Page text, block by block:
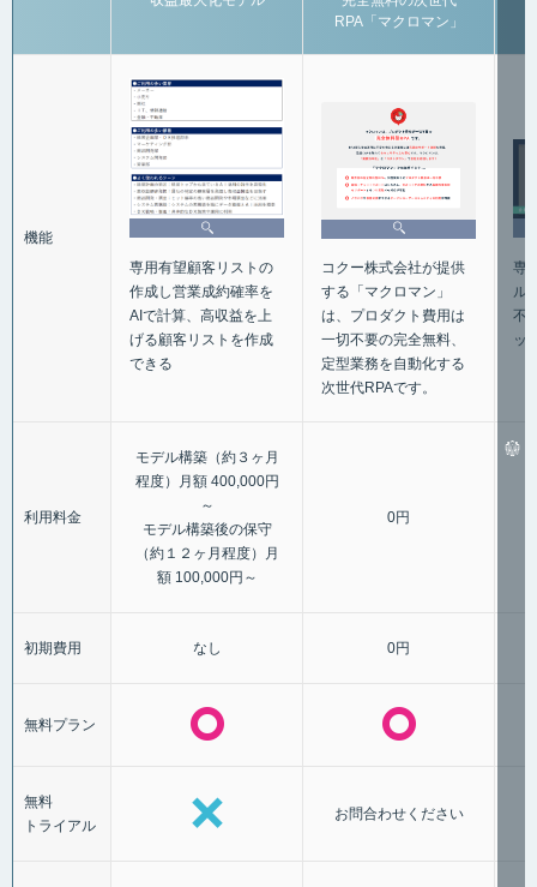
RPA「マクロマン」
機能
専用有望顧客リストの
作成し営業成約確率を
AIで計算、高収益を上
げる顧客リストを作成
できる
コクー株式会社が提供
する「マクロマン」
は、プロダクト費用は
一切不要の完全無料、
定型業務を自動化する
次世代RPAです。
専
ル
不
ッ
利用料金
モデル構築（約３ヶ月
程度）月額 400,000円
～
モデル構築後の保守
（約１２ヶ月程度）月
額 100,000円～
0円
初期費用 なし 0円
無料プラン
無料
トライアル
お問合わせください